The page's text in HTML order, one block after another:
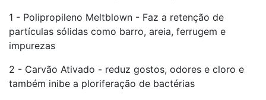
1 - Polipropileno Meltblown - Faz a retenção de
partículas sólidas como barro, areia, ferrugem e
impurezas
2 - Carvão Ativado - reduz gostos, odores e cloro e
também inibe a ploriferação de bactérias